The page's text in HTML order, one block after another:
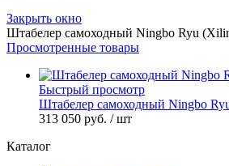
Закрыть окно
Штабелер самоходный Ningbo Ryu
Просмотренные товары
Быстрый просмотр
Штабелер самоходный Ningbo
313 050 руб. / шт
Каталог